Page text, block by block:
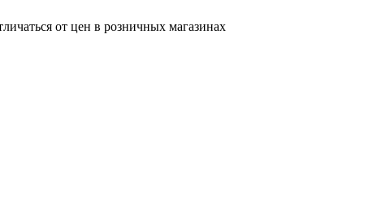
от цен в розничных магазинах